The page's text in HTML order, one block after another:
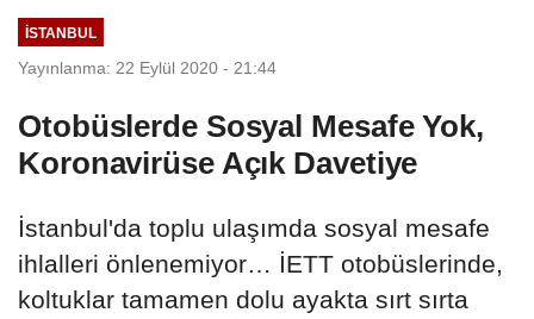
İSTANBUL
Yayınlanma: 22 Eylül 2020 - 21:44
Otobüslerde Sosyal Mesafe Yok,
Koronavirüse Açık Davetiye
İstanbul'da toplu ulaşımda sosyal mesafe
ihlalleri önlenemiyor… İETT otobüslerinde,
koltuklar tamamen dolu ayakta sırt sırta